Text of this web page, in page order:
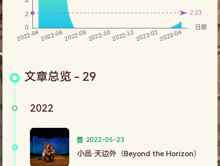
文章总览 - 29
2022
2022-05-23
小品·天边外（Beyond the Horizon）